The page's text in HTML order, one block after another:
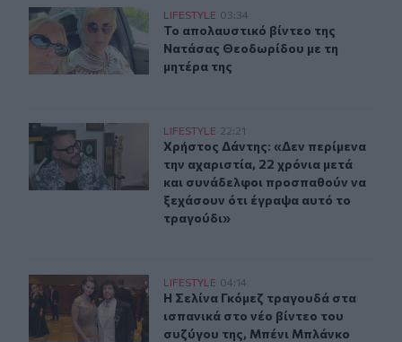
Το απολαυστικό βίντεο της Νατάσας Θεοδωρίδου με τη
LIFESTYLE 03:34
Το απολαυστικό βίντεο της
Το απολαυστικό βίντεο της
Νατάσας Θεοδωρίδου με τη
μητέρα της
Χρήστος Δάντης: «Δεν περίμενα την αχαριστία, 22
LIFESTYLE 22:21
Χρήστος Δάντης: «Δεν περίμενα
Χρήστος Δάντης: «Δεν περίμενα
την αχαριστία, 22 χρόνια μετά
και συνάδελφοι προσπαθούν να
ξεχάσουν ότι έγραψα αυτό το
τραγούδι»
Η Σελίνα Γκόμεζ συμμετέχει στο μουσικό βίντεο
LIFESTYLE 04:14
Η Σελίνα Γκόμεζ τραγουδά στα
Η Σελίνα Γκόμεζ τραγουδά στα
ισπανικά στο νέο βίντεο του
συζύγου της, Μπένι Μπλάνκο